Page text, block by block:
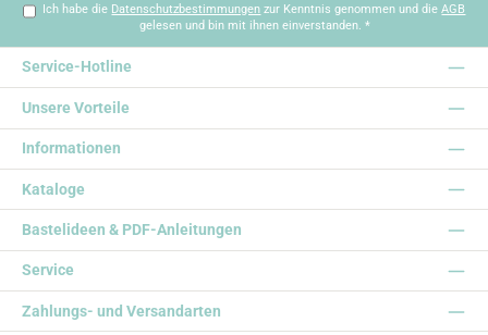
Ich habe die Datenschutzbestimmungen zur Kenntnis genommen und dieAGB
gelesen und bin mit ihnen einverstanden. *
Service-Hotline
Informationen
Kataloge
Bastelideen & PDF-Anleitungen
Service
Zahlungs- und Versandarten
Unsere Vorteile